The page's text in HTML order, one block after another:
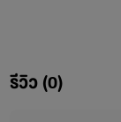
รีวิว (0)